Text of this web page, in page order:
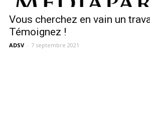
Vous cherchez en vain un
Témoignez !
ADSV - 7 septembre 2021